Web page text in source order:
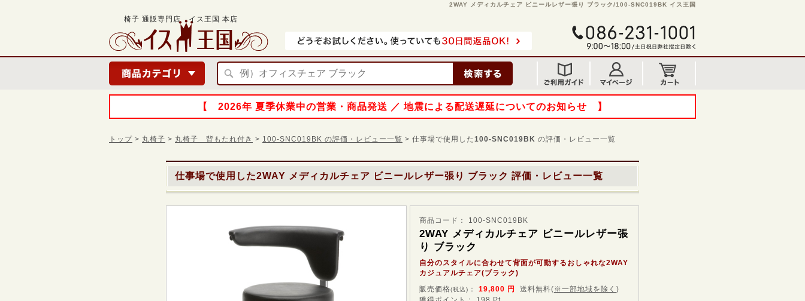
2WAY メディカルチェア ビニールレザー張り ブラック/100-SNC019BK イス王国
椅子 通販専門店 イス王国 本店
【 2026年 夏季休業中の営業・商品発送 ／ 地震による配送遅延についてのお知らせ 】
トップ > 丸椅子 > 丸椅子 背もたれ付き > 100-SNC019BK の評価・レビュー一覧 > 仕事場で使用した100-SNC019BK の評価・レビュー一覧
仕事場で使用した2WAY メディカルチェア ビニールレザー張り ブラック 評価・レビュー一覧
商品コード： 100-SNC019BK
2WAY メディカルチェア ビニールレザー張
り ブラック
自分のスタイルに合わせて背面が可動するおしゃれな2WAY
カジュアルチェア(ブラック)
販売価格(税込) ： 19,800 円 送料無料(※一部地域を除く )